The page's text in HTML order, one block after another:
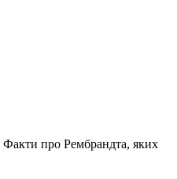
Факти про Рембрандта, яких